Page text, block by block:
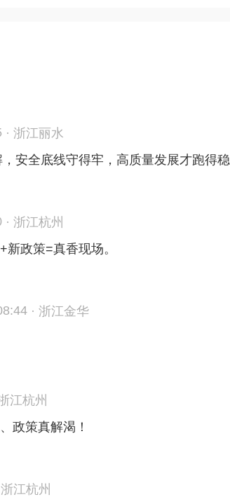
· 浙江丽水
安全底线守得牢，高质量发展才跑得稳
· 浙江杭州
政策=真香现场。
· 浙江金华
江杭州
政策真解渴！
浙江杭州